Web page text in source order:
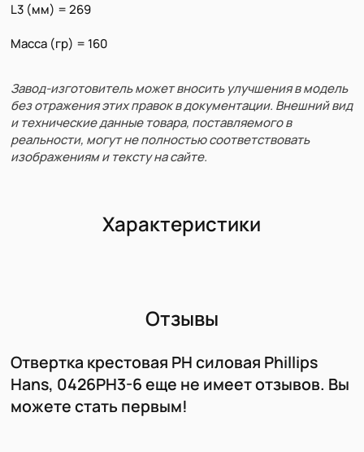
L3 (мм) = 269
Масса (гр) = 160
Завод-изготовитель может вносить улучшения в модель
без отражения этих правок в документации. Внешний вид
и технические данные товара, поставляемого в
реальности, могут не полностью соответствовать
изображениям и тексту на сайте.
Характеристики
Отзывы
Отвертка крестовая PH силовая Phillips
Hans, 0426PH3-6 еще не имеет отзывов. Вы
можете стать первым!